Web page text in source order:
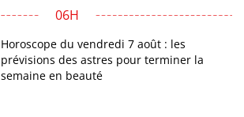
06H
Horoscope du vendredi 7 août : les
prévisions des astres pour terminer la
semaine en beauté